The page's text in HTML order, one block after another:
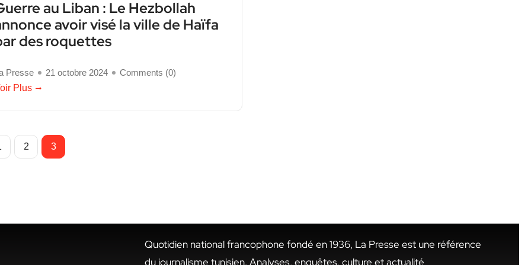
au Liban : Le Hezbollah
avoir visé la ville de Haïfa
des roquettes
Presse 21 octobre 2024 Comments (0)
Plus
2 3
Quotidien national francophone fondé en 1936, La Presse est une référence
du journalisme tunisien. Analyses, enquêtes, culture et actualité